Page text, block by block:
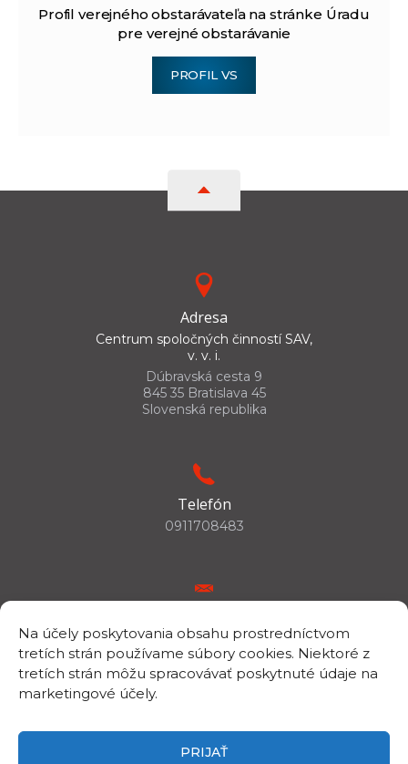
Na účely poskytovania obsahu prostredníctvom
tretích strán používame súbory cookies. Niektoré z
tretích strán môžu spracovávať poskytnuté údaje na
marketingové účely.
PRIJAŤ
Profil verejného obstarávateľa na stránke Úradu
pre verejné obstarávanie
PROFIL VS
Adresa
Centrum spoločných činností SAV,
v. v. i.
Dúbravská cesta 9
845 35 Bratislava 45
Slovenská republika
Telefón
0911708483
csc.info@savba.sk
IČO/DIČ
IČO: 00398144